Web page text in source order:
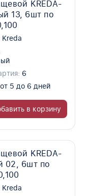
KREDA-
13, 6шт по
Kreda
6
от 5 до 6 дней
в корзину
KREDA-
02, 6шт по
Kreda